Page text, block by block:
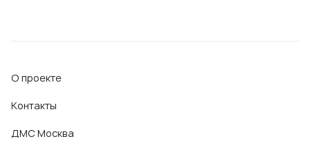
О проекте
Контакты
ДМС Москва